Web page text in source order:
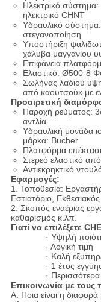
Ηλεκτρικό
ηλεκτρικό CHNT
Υδραυλικό
στεγανοποίηση
Υποστήριξη
χάλυβα μαγγανίου
Επιφάνεια
Ελαστικό: Ø500-8
Σωλήνας λαδιού
από καουτσούκ με
Προαιρετική
Παροχή ρεύματος:
αντλία
Υδραυλική μονάδα
μάρκα: Bucher
Πλατφόρμα
Στερεό ελαστικό
Αντιεκρηκτικό
Εφαρμογές:
1. Τοποθεσία:
Εστιατόριο,
2. Σκοπός εναέριας
καθαρισμός κ.λπ.
Γιατί να επιλέξετε
· Υψηλή
· Λογική τιμή
· Καλή
· 1 έτος
·
Επικοινωνία με τους
A: Ποια είναι η